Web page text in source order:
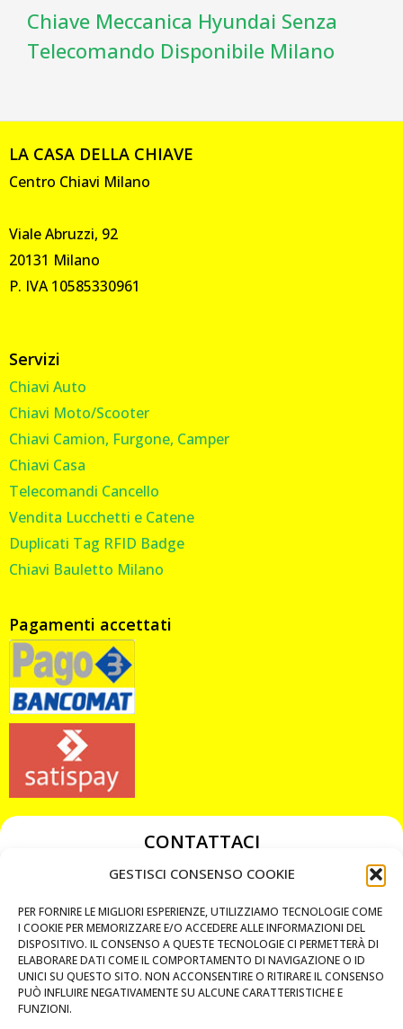
GESTISCI CONSENSO COOKIE
PER FORNIRE LE MIGLIORI ESPERIENZE, UTILIZZIAMO TECNOLOGIE COME
I COOKIE PER MEMORIZZARE E/O ACCEDERE ALLE INFORMAZIONI DEL
DISPOSITIVO. IL CONSENSO A QUESTE TECNOLOGIE CI PERMETTERÀ DI
ELABORARE DATI COME IL COMPORTAMENTO DI NAVIGAZIONE O ID
UNICI SU QUESTO SITO. NON ACCONSENTIRE O RITIRARE IL CONSENSO
PUÒ INFLUIRE NEGATIVAMENTE SU ALCUNE CARATTERISTICHE E
FUNZIONI.
Chiave Meccanica Hyundai Senza
Telecomando Disponibile Milano
LA CASA DELLA CHIAVE
Centro Chiavi Milano
Viale Abruzzi, 92
20131 Milano
P. IVA 10585330961
Servizi
Chiavi Auto
Chiavi Moto/Scooter
Chiavi Camion, Furgone, Camper
Chiavi Casa
Telecomandi Cancello
Vendita Lucchetti e Catene
Duplicati Tag RFID Badge
Chiavi Bauletto Milano
Pagamenti accettati
CONTATTACI
349 3863811
chiavicodificate@gmail.com
Privacy Policy
Cookie Policy